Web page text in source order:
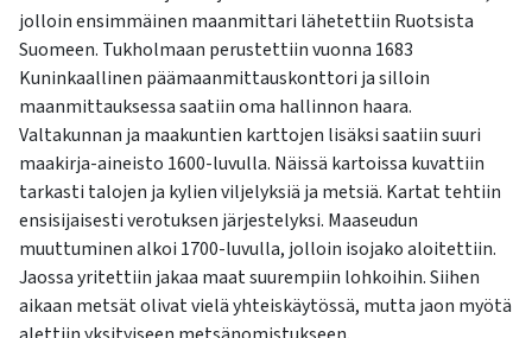
jolloin ensimmäinen maanmittari lähetettiin Ruotsista
Suomeen. Tukholmaan perustettiin vuonna 1683
Kuninkaallinen päämaanmittauskonttori ja silloin
maanmittauksessa saatiin oma hallinnon haara.
Valtakunnan ja maakuntien karttojen lisäksi saatiin suuri
maakirja-aineisto 1600-luvulla. Näissä kartoissa kuvattiin
tarkasti talojen ja kylien viljelyksiä ja metsiä. Kartat tehtiin
ensisijaisesti verotuksen järjestelyksi. Maaseudun
muuttuminen alkoi 1700-luvulla, jolloin isojako aloitettiin.
Jaossa yritettiin jakaa maat suurempiin lohkoihin. Siihen
aikaan metsät olivat vielä yhteiskäytössä, mutta jaon myötä